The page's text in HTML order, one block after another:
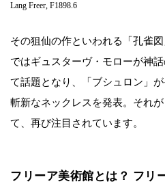
Lang Freer, F1898.6
その狙仙の作といわれる「孔雀
ではギュスターヴ・モローが神
て話題となり、「ブシュロン」
斬新なネックレスを発表。それ
て、再び注目されています。
フリーア美術館とは？ フリ